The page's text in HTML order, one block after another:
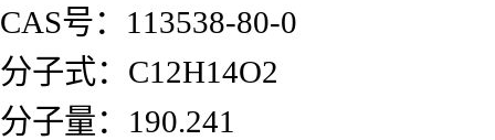
CAS号：113538-80-0
分子式：C12H14O2
分子量：190.241